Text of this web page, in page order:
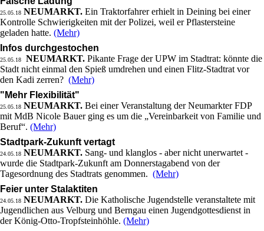
25.05.18 NEUMARKT. Ein Traktorfahrer erhielt in Deining bei einer
Kontrolle Schwierigkeiten mit der Polizei, weil er Pflastersteine
geladen hatte. (Mehr)
Infos durchgestochen
25.05.18 NEUMARKT. Pikante Frage der UPW im Stadtrat: könnte die
Stadt nicht einmal den Spieß umdrehen und einen Flitz-Stadtrat vor
den Kadi zerren? (Mehr)
"Mehr Flexibilität"
25.05.18 NEUMARKT. Bei einer Veranstaltung der Neumarkter FDP
mit MdB Nicole Bauer ging es um die „Vereinbarkeit von Familie und
Beruf“. (Mehr)
Stadtpark-Zukunft vertagt
24.05.18 NEUMARKT. Sang- und klanglos - aber nicht unerwartet -
wurde die Stadtpark-Zukunft am Donnerstagabend von der
Tagesordnung des Stadtrats genommen. (Mehr)
Feier unter Stalaktiten
24.05.18 NEUMARKT. Die Katholische Jugendstelle veranstaltete mit
Jugendlichen aus Velburg und Berngau einen Jugendgottesdienst in
der König-Otto-Tropfsteinhöhle. (Mehr)